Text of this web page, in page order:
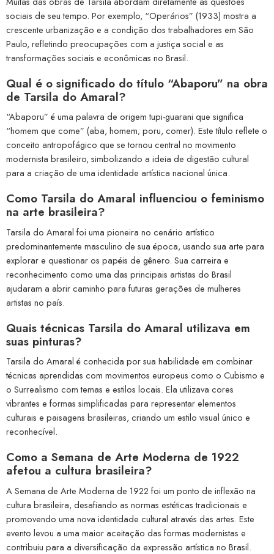
sociais de seu tempo. Por exemplo, “Operários” (1933) mostra a
crescente urbanização e a condição dos trabalhadores em São
Paulo, refletindo preocupações com a justiça social e as
transformações sociais e econômicas no Brasil.
Qual é o significado do título “Abaporu” na obra
de Tarsila do Amaral?
“Abaporu” é uma palavra de origem tupi-guarani que significa
“homem que come” (aba, homem; poru, comer). Este título reflete o
conceito antropofágico que se tornou central no movimento
modernista brasileiro, simbolizando a ideia de digestão cultural
para a criação de uma identidade artística nacional única.
Como Tarsila do Amaral influenciou o feminismo
na arte brasileira?
Tarsila do Amaral foi uma pioneira no cenário artístico
predominantemente masculino de sua época, usando sua arte para
explorar e questionar os papéis de gênero. Sua carreira e
reconhecimento como uma das principais artistas do Brasil
ajudaram a abrir caminho para futuras gerações de mulheres
artistas no país.
Quais técnicas Tarsila do Amaral utilizava em
suas pinturas?
Tarsila do Amaral é conhecida por sua habilidade em combinar
técnicas aprendidas com movimentos europeus como o Cubismo e
o Surrealismo com temas e estilos locais. Ela utilizava cores
vibrantes e formas simplificadas para representar elementos
culturais e paisagens brasileiras, criando um estilo visual único e
reconhecível.
Como a Semana de Arte Moderna de 1922
afetou a cultura brasileira?
A Semana de Arte Moderna de 1922 foi um ponto de inflexão na
cultura brasileira, desafiando as normas estéticas tradicionais e
promovendo uma nova identidade cultural através das artes. Este
evento levou a uma maior aceitação das formas modernistas e
contribuiu para a diversificação da expressão artística no Brasil.